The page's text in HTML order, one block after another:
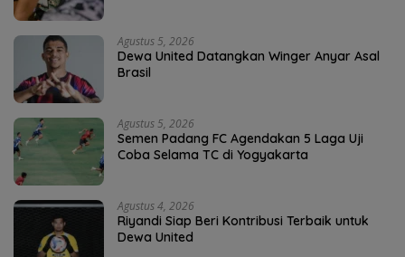
Agustus 5, 2026
Dewa United Datangkan Winger Anyar Asal
Brasil
Agustus 5, 2026
Semen Padang FC Agendakan 5 Laga Uji
Coba Selama TC di Yogyakarta
Agustus 4, 2026
Riyandi Siap Beri Kontribusi Terbaik untuk
Dewa United